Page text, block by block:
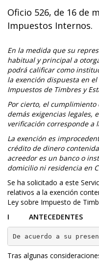
Oficio 526, de 16 de
Impuestos Internos.
En la medida que su
habitual y principal a
podrá calificar como
la exención dispuesta en
Impuestos de Timbres y
Por cierto, el cumplimiento
demás exigencias legales,
verificación corresponde a
La exención es
crédito de dinero
acreedor es un banco o
domicilio ni residencia en
Se ha solicitado a este
relativos a la exención
Ley sobre Impuesto de
I ANTECEDENTES
Tras algunas